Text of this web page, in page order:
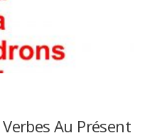
Au Présent